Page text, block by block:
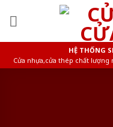
HỆ THỐNG
Cửa nhựa,cửa thép chất